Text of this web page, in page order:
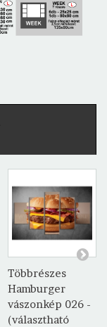
Többrészes
Hamburger
vászonkép 026 -
(választható